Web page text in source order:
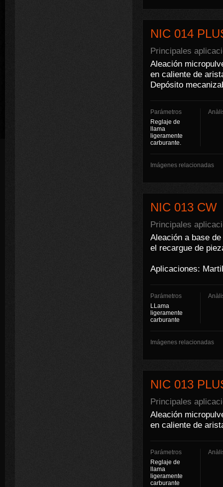
NIC 014
Principales
Aleación
en caliente de
Depósito
Parámetros
Reglaje de
llama
ligeramente
carburante.
Imágenes relacionadas
NIC 013 CW
Principales
Aleación a base
el recargue de
Aplicaciones:
Parámetros
LLama
ligeramente
carburante
Imágenes relacionadas
NIC 013
Principales
Aleación
en caliente de
Parámetros
Reglaje de
llama
ligeramente
carburante